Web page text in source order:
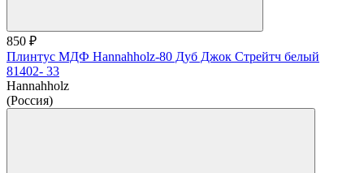
850 ₽
Плинтус МДФ Hannahholz-80 Дуб Джок Стрейтч белый
81402- 33
Hannahholz
(Россия)